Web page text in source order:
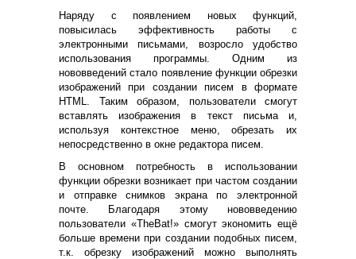
Наряду с появлением новых функций,
повысилась эффективность работы с
электронными письмами, возросло удобство
использования программы. Одним из
нововведений стало появление функции обрезки
изображений при создании писем в формате
HTML
. Таким образом, пользователи смогут
вставлять изображения в текст письма и,
используя контекстное меню, обрезать их
непосредственно в окне редактора писем.
В основном потребность в использовании
функции обрезки возникает при частом создании
и отправке снимков экрана по электронной
почте. Благодаря этому нововведению
пользователи «TheBat!» смогут экономить ещё
больше времени при создании подобных писем,
т.к. обрезку изображений можно выполнять